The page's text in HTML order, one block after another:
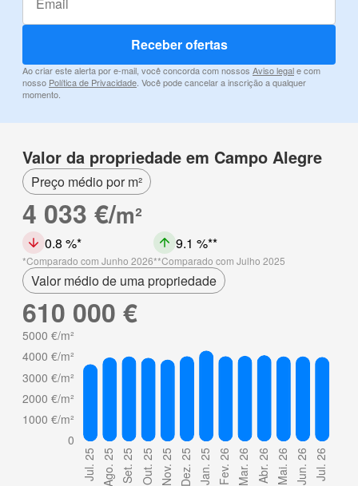
Receber ofertas
Ao criar este alerta por e-mail, você concorda com nossos Aviso legale com
nosso Política de Privacidade. Você pode cancelar a inscrição a qualquer
momento.
Valor da propriedade em Campo Alegre
Preço médio por m²
4 033 €/m²
0.8 %
Comparado com Junho 2026
9.1 %
Comparado com Julho 2025
Valor médio de uma propriedade
610 000 €